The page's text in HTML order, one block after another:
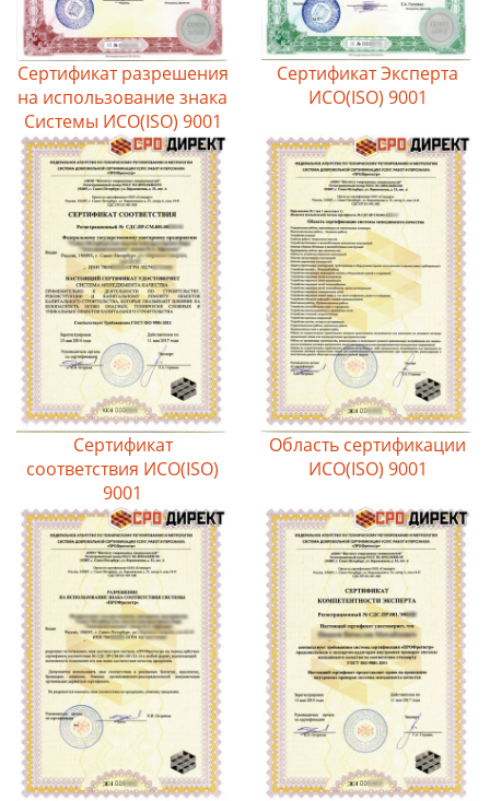
Сертификат разрешения
на использование знака
Системы ИСО(ISO) 9001
Сертификат Эксперта
ИСО(ISO) 9001
Сертификат
соответствия ИСО(ISO)
9001
Область сертификации
ИСО(ISO) 9001